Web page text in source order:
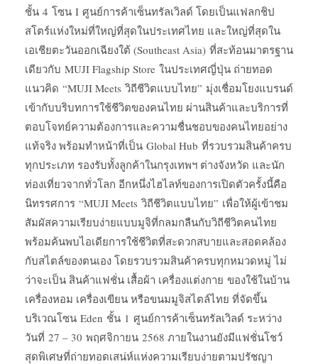
ชั้น 4 โซน I ศูนย์การค้าเซ็นทรัลเวิลด์ โดยเป็นแฟลกชิป
สโตร์แห่งใหม่ที่ใหญ่ที่สุดในประเทศไทย และใหญ่ที่สุดใน
เอเชียตะวันออกเฉียงใต้ (Southeast Asia) ที่สะท้อนมาตรฐาน
เดียวกับ MUJI Flagship Store ในประเทศญี่ปุ่น ถ่ายทอด
แนวคิด “MUJI Meets วิถีชีวิตแบบไทย” มุ่งเชื่อมโยงแบรนด์
เข้ากับบริบทการใช้ชีวิตของคนไทย ผ่านสินค้าและบริการที่
ตอบโจทย์ความต้องการและความชื่นชอบของคนไทยอย่าง
แท้จริง พร้อมทำหน้าที่เป็น Global Hub ที่รวบรวมสินค้าครบ
ทุกประเภท รองรับทั้งลูกค้าในกรุงเทพฯ ต่างจังหวัด และนัก
ท่องเที่ยวจากทั่วโลก อีกหนึ่งไฮไลท์ของการเปิดตัวครั้งนี้คือ
นิทรรศการ “MUJI Meets วิถีชีวิตแบบไทย” เพื่อให้ผู้เข้าชม
สัมผัสความเรียบง่ายแบบมูจิที่กลมกลืนกับวิถีชีวิตคนไทย
พร้อมค้นพบไอเดียการใช้ชีวิตที่สะดวกสบายและสอดคล้อง
กับสไตล์ของตนเอง โดยรวบรวมสินค้าครบทุกหมวดหมู่ ไม่
ว่าจะเป็น สินค้าแฟชั่น เสื้อผ้า เครื่องแต่งกาย ของใช้ในบ้าน
เครื่องหอม เครื่องเขียน หรือขนมมูจิสไตล์ไทย ที่จัดขึ้น
บริเวณโซน Eden ชั้น 1 ศูนย์การค้าเซ็นทรัลเวิลด์ ระหว่าง
วันที่ 27 – 30 พฤศจิกายน 2568 ภายในงานยังมีแฟชั่นโชว์
สุดพิเศษที่ถ่ายทอดเสน่ห์แห่งความเรียบง่ายตามปรัชญา